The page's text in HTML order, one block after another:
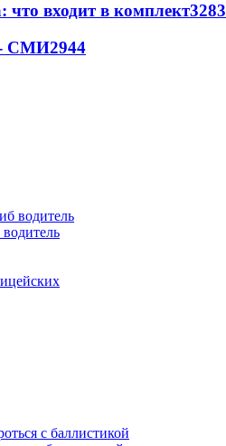
что входит в комплект3283
- СМИ2944